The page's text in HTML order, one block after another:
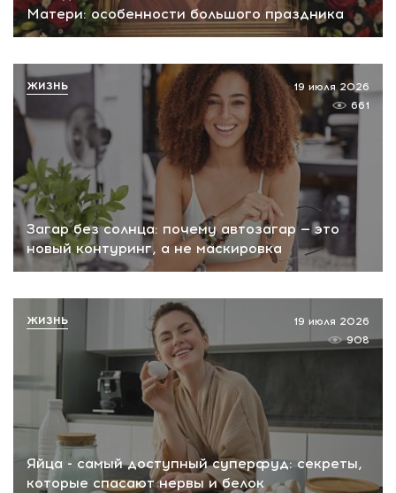
Матери: особенности большого праздника
Загар без солнца: почему автозагар — это
новый контуринг, а не маскировка
19 июля 2026
661
ЖИЗНЬ
Яйца - самый доступный суперфуд: секреты,
которые спасают нервы и белок
19 июля 2026
908
ЖИЗНЬ